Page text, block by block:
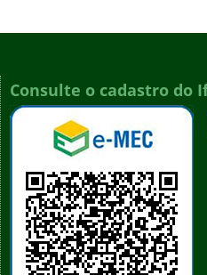
Consulte o cadastro do